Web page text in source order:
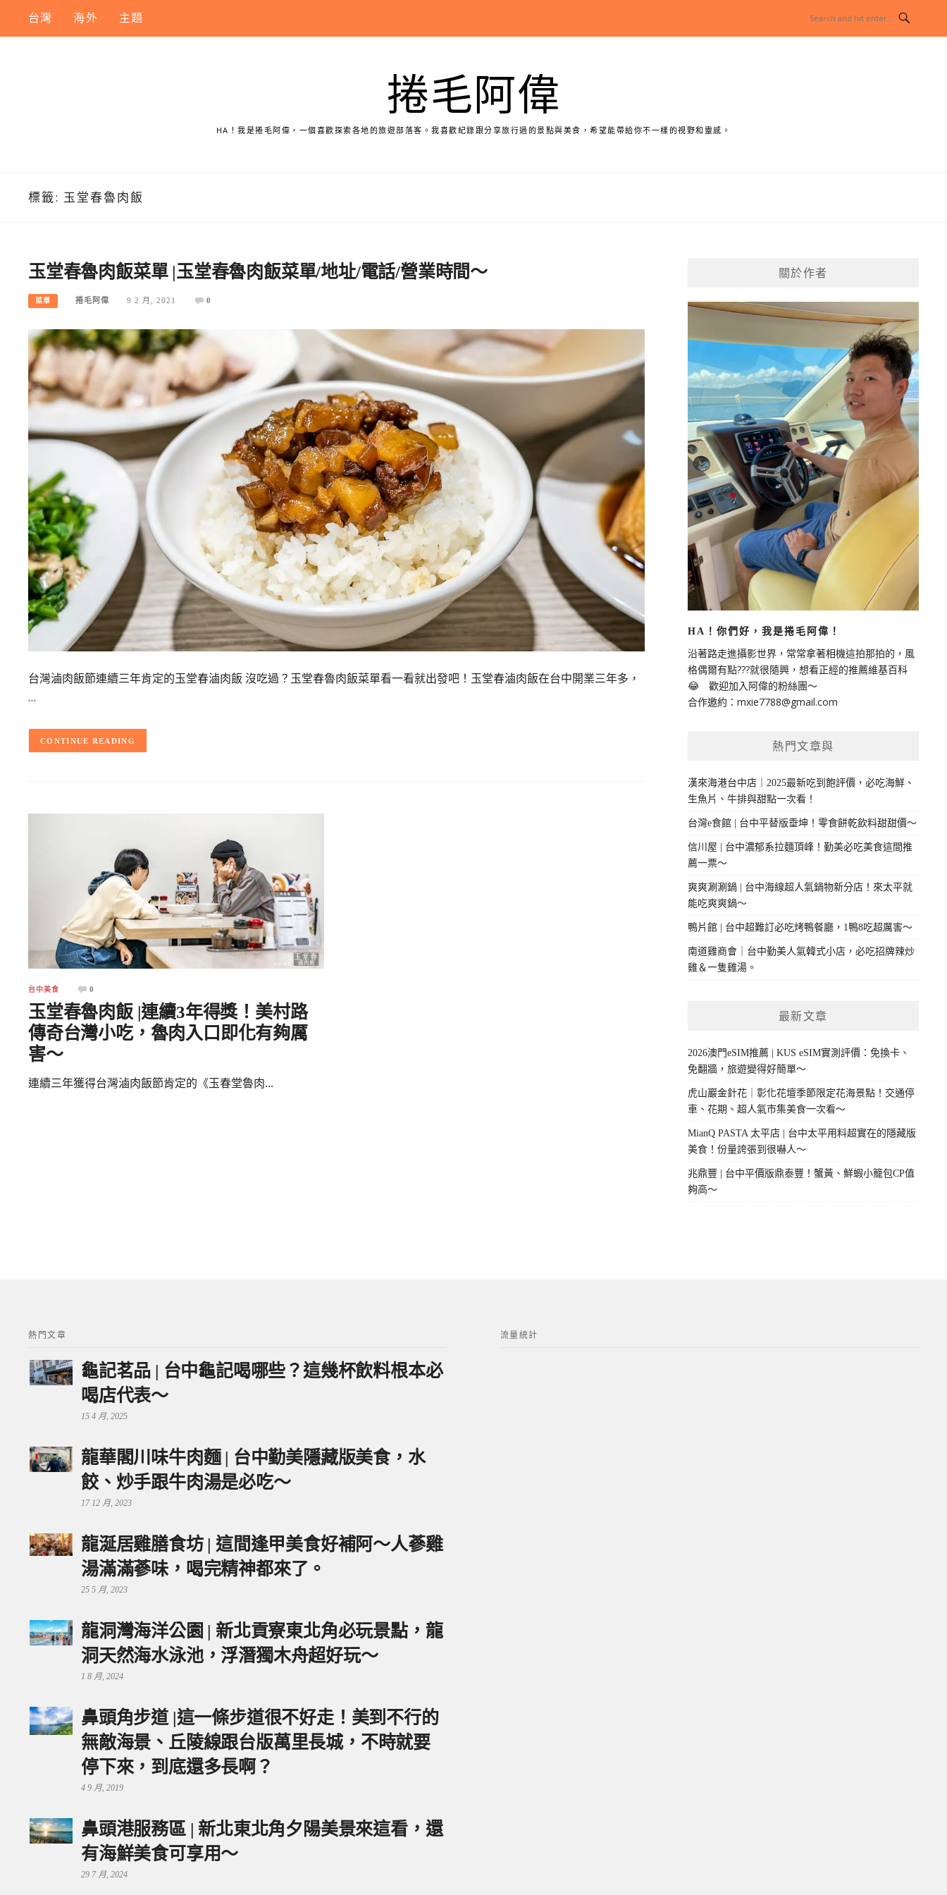
content
台灣 海外 主題
捲毛阿偉
HA！我是捲毛阿偉，一個喜歡探索各地的旅遊部落客。我喜歡紀錄跟分享旅行過的景點與美食，希望能帶給你不一樣的視野和靈感。
標籤: 玉堂春魯肉飯
玉堂春魯肉飯菜單 |玉堂春魯肉飯菜單/地址/電話/營業時間～
菜單 捲毛阿偉 9 2 月, 2021 0
台灣滷肉飯節連續三年肯定的玉堂春滷肉飯 沒吃過？玉堂春魯肉飯菜單看一看就出發吧！玉堂春滷肉飯在台中開業三年多，
…
CONTINUE READING
台中美食 0
玉堂春魯肉飯 |連續3年得獎！美村路
傳奇台灣小吃，魯肉入口即化有夠厲
害～
連續三年獲得台灣滷肉飯節肯定的《玉春堂魯肉...
關於作者
HA！你們好，我是捲毛阿偉！
沿著路走進攝影世界，常常拿著相機這拍那拍的，風
格偶爾有點???就很隨興，想看正經的推薦維基百科
😂 歡迎加入阿偉的粉絲團～
合作邀約： mxie7788@gmail.com
熱門文章與
漢來海港台中店｜2025最新吃到飽評價，必吃海鮮、
生魚片、牛排與甜點一次看！
台灣e食館 | 台中平替版垂坤！零食餅乾飲料甜甜價～
信川屋 | 台中濃郁系拉麵頂峰！勤美必吃美食這間推
薦一票～
爽爽涮涮鍋 | 台中海線超人氣鍋物新分店！來太平就
能吃爽爽鍋～
鴨片館 | 台中超難訂必吃烤鴨餐廳，1鴨8吃超厲害～
南道雞商會｜台中勤美人氣韓式小店，必吃招牌辣炒
雞＆一隻雞湯。
最新文章
2026澳門eSIM推薦 | KUS eSIM實測評價：免換卡、
免翻牆，旅遊變得好簡單～
虎山巖金針花｜彰化花壇季節限定花海景點！交通停
車、花期、超人氣市集美食一次看～
MianQ PASTA 太平店 | 台中太平用料超實在的隱藏版
美食！份量誇張到很嚇人～
兆鼎豐 | 台中平價版鼎泰豐！蟹黃、鮮蝦小籠包CP值
夠高～
熱門文章
龜記茗品 | 台中龜記喝哪些？這幾杯飲料根本必
喝店代表～
15 4 月, 2025
龍華閣川味牛肉麵 | 台中勤美隱藏版美食，水
餃、炒手跟牛肉湯是必吃～
17 12 月, 2023
龍涎居雞膳食坊 | 這間逢甲美食好補阿～人蔘雞
湯滿滿蔘味，喝完精神都來了。
25 5 月, 2023
龍洞灣海洋公園 | 新北貢寮東北角必玩景點，龍
洞天然海水泳池，浮潛獨木舟超好玩～
1 8 月, 2024
鼻頭角步道 |這一條步道很不好走！美到不行的
無敵海景、丘陵線跟台版萬里長城，不時就要
停下來，到底還多長啊？
4 9 月, 2019
鼻頭港服務區 | 新北東北角夕陽美景來這看，還
有海鮮美食可享用～
29 7 月, 2024
流量統計